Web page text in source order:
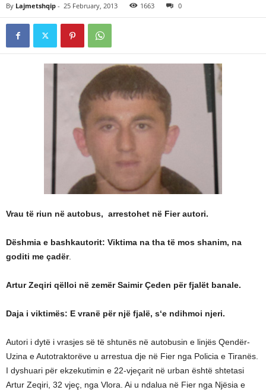
By Lajmetshqip - 25 February, 2013 1663 0
Vrau të riun në autobus, arrestohet në Fier autori.
Dëshmia e bashkautorit: Viktima na tha të mos shanim, na
goditi me çadër.
Artur Zeqiri qëlloi në zemër Saimir Çeden për fjalët banale.
Daja i viktimës: E vranë për një fjalë, s‘e ndihmoi njeri.
Autori i dytë i vrasjes së të shtunës në autobusin e linjës Qendër-
Uzina e Autotraktorëve u arrestua dje në Fier nga Policia e Tiranës.
I dyshuari për ekzekutimin e 22-vjeçarit në urban është shtetasi
Artur Zeqiri, 32 vjeç, nga Vlora. Ai u ndalua në Fier nga Njësia e